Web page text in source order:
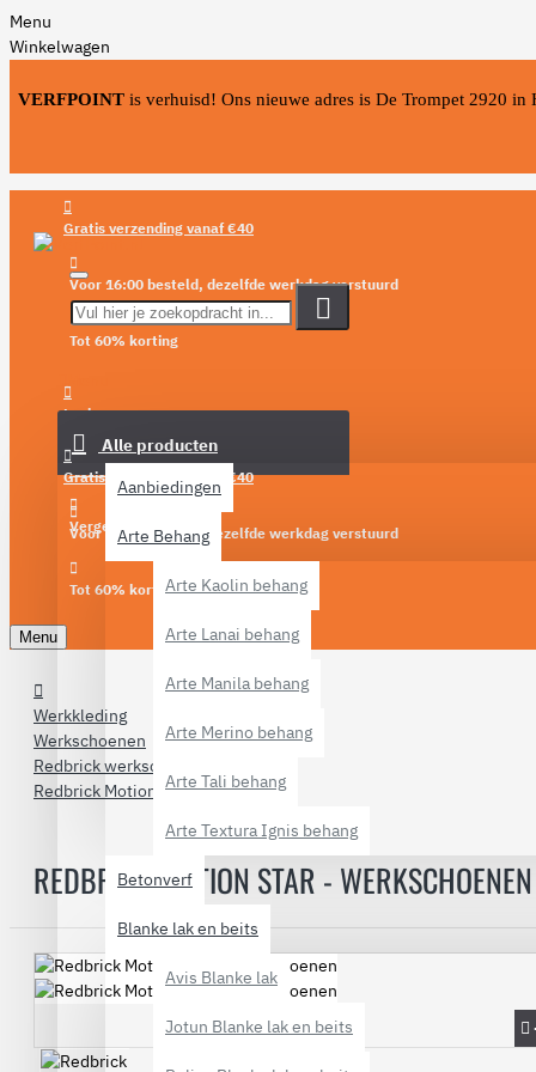
Menu
Winkelwagen
VERFPOINT is verhuisd! Ons nieuwe adres is De Trompet 2920 in
Gratis verzending vanaf €40
Voor 16:00 besteld, dezelfde werkdag verstuurd
Tot 60% korting
Login
Verlanglijst
Vergelijken
Alle producten
Aanbiedingen
Arte Behang
Arte Kaolin behang
Arte Lanai behang
Arte Manila behang
Arte Merino behang
Arte Tali behang
Arte Textura Ignis behang
Betonverf
Blanke lak en beits
Avis Blanke lak
Jotun Blanke lak en beits
Gratis verzending vanaf €40
Voor 16:00 besteld, dezelfde werkdag verstuurd
Tot 60% korting
Menu
Werkkleding
Werkschoenen
Redbrick werkschoenen
Redbrick Motion Star
REDBRICK MOTION STAR - WERKSCHOENEN